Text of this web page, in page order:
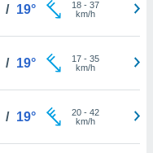
/ 19° 18- 37
km/h
/ 19° 17- 35
km/h
/ 19° 20- 42
km/h